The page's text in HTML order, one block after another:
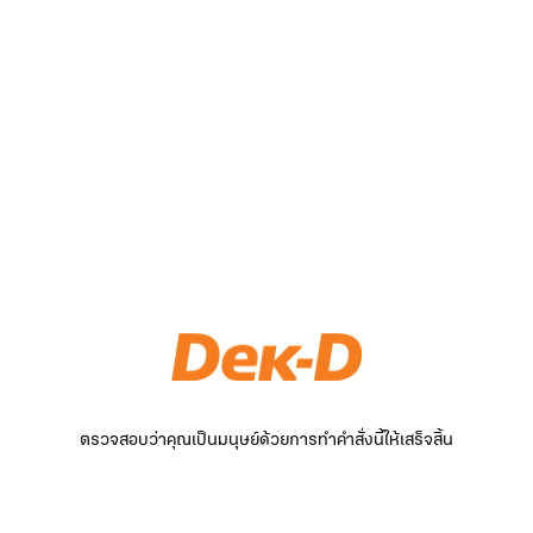
ตรวจสอบว่าคุณเป็นมนุษย์ด้วยการทำคำสั่งนี้ให้เสร็จสิ้น